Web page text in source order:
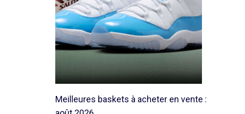
Meilleures baskets à acheter en vente :